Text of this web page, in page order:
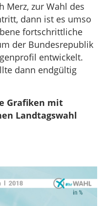
Merz, zur Wahl des
dann ist es umso
fortschrittliche
der Bundesrepublik
entwickelt.
dann endgültig
Grafiken mit
Landtagswahl